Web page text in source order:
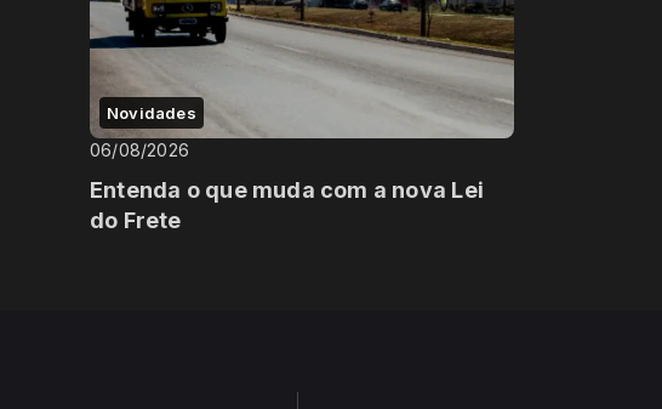
Novidades
06/08/2026
Entenda o que muda com a nova Lei
do Frete